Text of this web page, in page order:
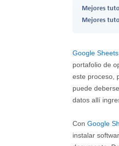
Mejores
Mejores
Google Sheets
portafolio de
este proceso,
puede
datos allí
Con Google
instalar